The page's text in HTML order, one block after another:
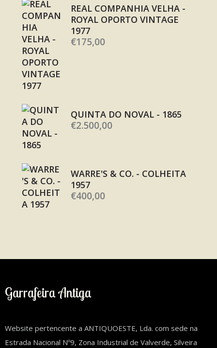
REAL COMPANHIA VELHA -
ROYAL OPORTO VINTAGE
1977
€175,00
QUINTA DO NOVAL - 1865
€2.500,00
WARRE'S & CO. - COLHEITA
1957
€400,00
Garrafeira Antiga
Website pertencente a ANTIQUOESTE, Lda. com sede na
Estrada Nacional Nº9, Zona Industrial de Valverde, Silveira